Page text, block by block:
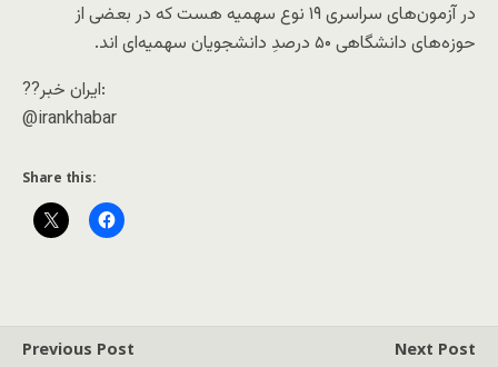
در آزمون‌های سراسری ۱۹ نوع سهمیه هست که در بعضی از
حوزه‌های دانشگاهی ۵۰ درصدِ دانشجویان سهمیه‌ای اند.
??ایران خبر:
@irankhabar
Share this:
Previous Post Next Post